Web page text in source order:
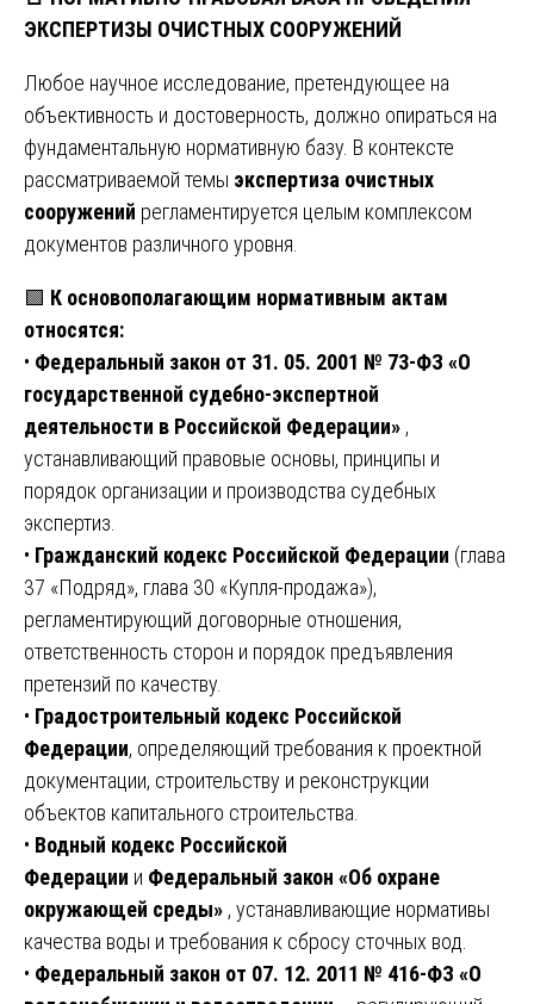
ЭКСПЕРТИЗЫ ОЧИСТНЫХ СООРУЖЕНИЙ
Любое научное исследование, претендующее на
объективность и достоверность, должно опираться на
фундаментальную нормативную базу. В контексте
рассматриваемой темы экспертиза очистных
сооружений регламентируется целым комплексом
документов различного уровня.
🟩 К основополагающим нормативным актам
относятся:
• Федеральный закон от 31. 05. 2001 № 73-ФЗ «О
государственной судебно-экспертной
деятельности в Российской Федерации» ,
устанавливающий правовые основы, принципы и
порядок организации и производства судебных
экспертиз.
• Гражданский кодекс Российской Федерации (глава
37 «Подряд», глава 30 «Купля-продажа»),
регламентирующий договорные отношения,
ответственность сторон и порядок предъявления
претензий по качеству.
• Градостроительный кодекс Российской
Федерации, определяющий требования к проектной
документации, строительству и реконструкции
объектов капитального строительства.
• Водный кодекс Российской
Федерации и Федеральный закон «Об охране
окружающей среды» , устанавливающие нормативы
качества воды и требования к сбросу сточных вод.
• Федеральный закон от 07. 12. 2011 № 416-ФЗ «О